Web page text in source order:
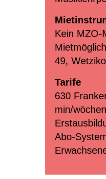
Kein MZO-
49,
Tarife
630
min/
Abo-